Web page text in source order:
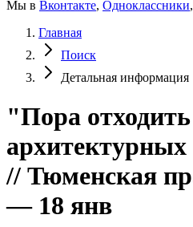
Мы в Вконтакте, Одноклассники,
Главная
Поиск
Детальная информация
"Пора
архитектурных
// Тюменская
— 18 янв